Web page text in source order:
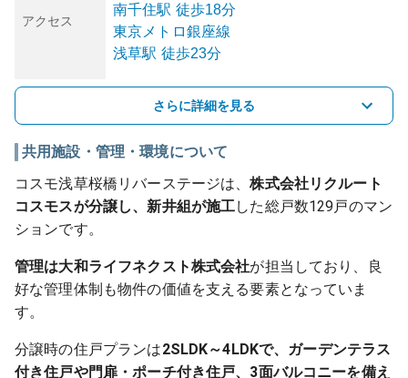
アクセス
南千住駅 徒歩18分
東京メトロ銀座線
浅草駅 徒歩23分
さらに詳細を見る
共用施設・管理・環境について
コスモ浅草桜橋リバーステージは、株式会社リクルート
コスモスが分譲し、新井組が施工した総戸数129戸のマン
ションです。
管理は大和ライフネクスト株式会社が担当しており、良
好な管理体制も物件の価値を支える要素となっていま
す。
分譲時の住戸プランは2SLDK～4LDKで、ガーデンテラス
付き住戸や門扉・ポーチ付き住戸、3面バルコニーを備え